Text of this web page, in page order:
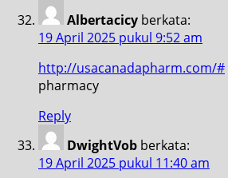
Albertacicy berkata:
19 April 2025 pukul 9:52 am
http://usacanadapharm.com/#
pharmacy
Reply
DwightVob berkata:
19 April 2025 pukul 11:40 am